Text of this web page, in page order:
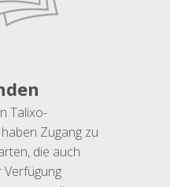
Talixo-
Zugang zu
die auch
Verfügung